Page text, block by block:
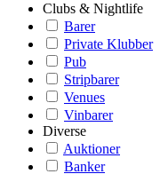
Clubs & Nightlife
Barer
Private Klubber
Pub
Stripbarer
Venues
Vinbarer
Diverse
Auktioner
Banker